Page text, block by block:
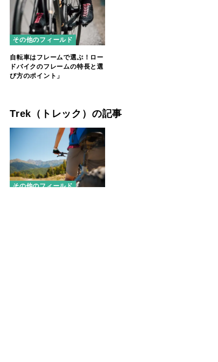
その他のフィールド
自転車はフレームで選ぶ！ロー
ドバイクのフレームの特長と選
び方のポイント」
Trek（トレック）の記事
その他のフィールド